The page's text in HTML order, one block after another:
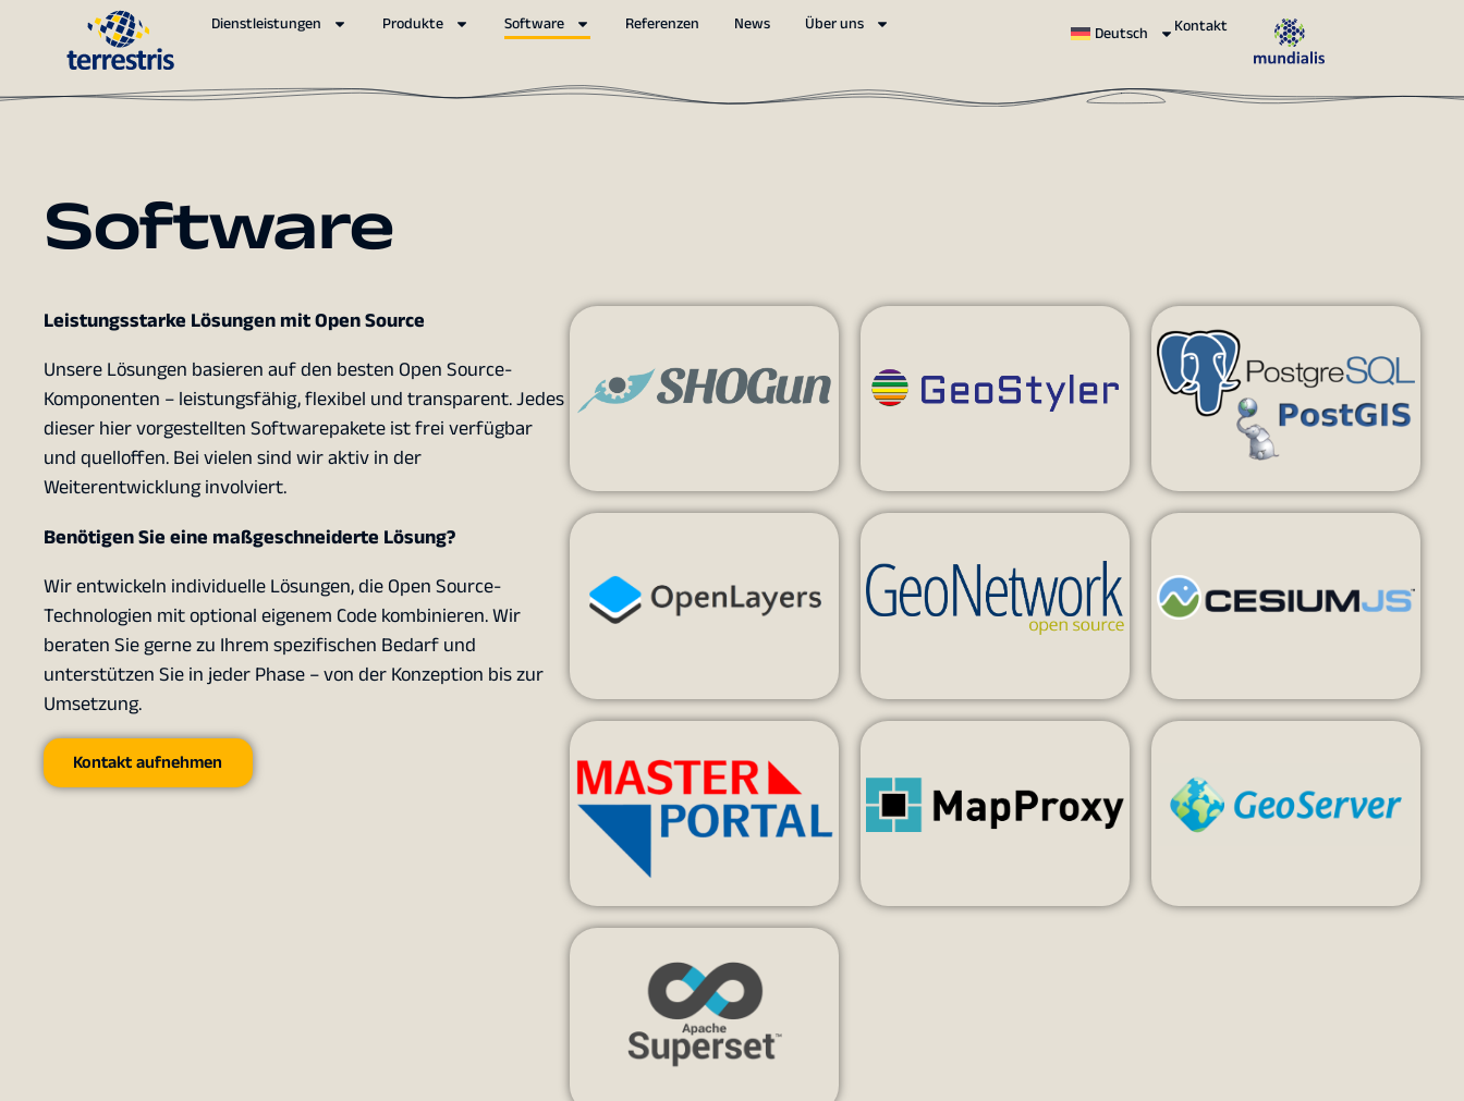
Dienstleistungen Produkte Software Referenzen News Über uns Deutsch Kontakt
Software
Leistungsstarke Lösungen mit Open Source
Unsere Lösungen basieren auf den besten Open Source-
Komponenten – leistungsfähig, flexibel und transparent. Jedes
dieser hier vorgestellten Softwarepakete ist frei verfügbar
und quelloffen. Bei vielen sind wir aktiv in der
Weiterentwicklung involviert.
Benötigen Sie eine maßgeschneiderte Lösung?
Wir entwickeln individuelle Lösungen, die Open Source-
Technologien mit optional eigenem Code kombinieren. Wir
beraten Sie gerne zu Ihrem spezifischen Bedarf und
unterstützen Sie in jeder Phase – von der Konzeption bis zur
Umsetzung.
Kontakt aufnehmen